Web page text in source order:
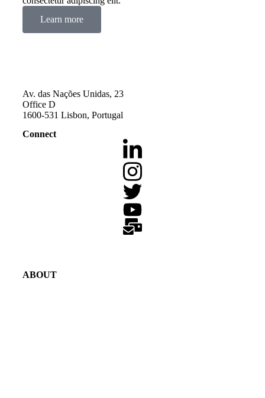
Learn more
Av. das Nações Unidas, 23
Office D
1600-531 Lisbon, Portugal
Connect
ABOUT